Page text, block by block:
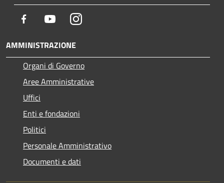
Facebook YoutubeInstagram
AMMINISTRAZIONE
Organi di Governo
Aree Amministrative
Uffici
Enti e fondazioni
Politici
Personale Amministrativo
Documenti e dati